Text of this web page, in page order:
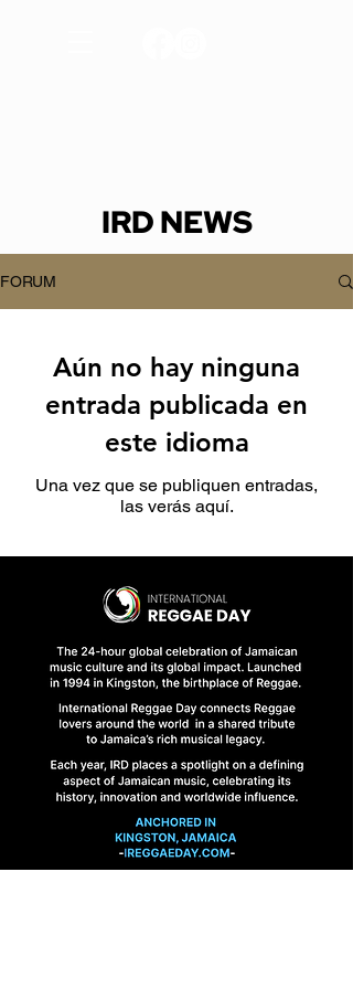
IRD NEWS
FORUM
Aún no hay ninguna
entrada publicada en
este idioma
Una vez que se publiquen entradas,
las verás aquí.